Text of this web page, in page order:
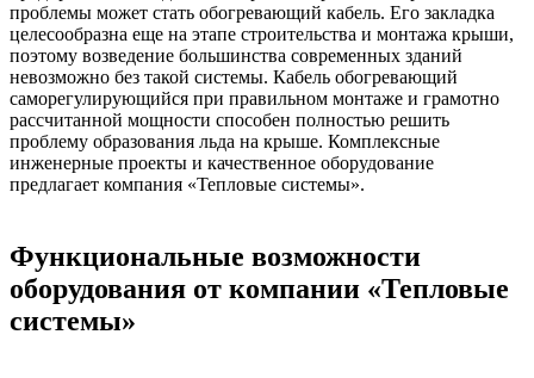
проблемы может стать обогревающий кабель. Его закладка
целесообразна еще на этапе строительства и монтажа крыши,
поэтому возведение большинства современных зданий
невозможно без такой системы. Кабель обогревающий
саморегулирующийся при правильном монтаже и грамотно
рассчитанной мощности способен полностью решить
проблему образования льда на крыше. Комплексные
инженерные проекты и качественное оборудование
предлагает компания «Тепловые системы».
Функциональные возможности
оборудования от компании «Тепловые
системы»